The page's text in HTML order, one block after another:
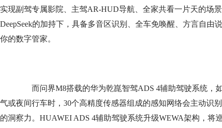
实现副驾专属影院、主驾AR-HUD导航、全家共看一片天的场
DeepSeek的加持下，具备多音区识别、全车免唤醒、方言自由
你的数字管家。
而问界M8搭载的华为乾崑智驾ADS 4辅助驾驶系统，
气或夜间行车时，30个高精度传感器组成的感知网络会主动识
的洞察力。HUAWEI ADS 4辅助驾驶系统升级WEWA架构，将